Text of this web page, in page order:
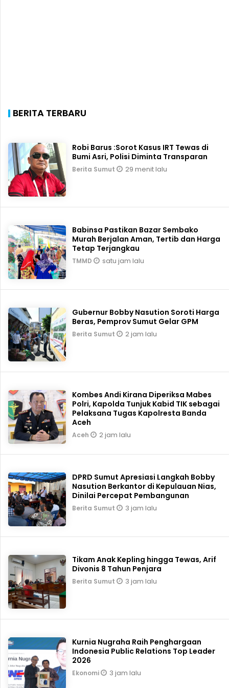
BERITA TERBARU
Robi Barus :Sorot Kasus IRT Tewas di
Bumi Asri, Polisi Diminta Transparan
Berita Sumut 29 menit lalu
Babinsa Pastikan Bazar Sembako
Murah Berjalan Aman, Tertib dan Harga
Tetap Terjangkau
TMMD satu jam lalu
Gubernur Bobby Nasution Soroti Harga
Beras, Pemprov Sumut Gelar GPM
Berita Sumut 2 jam lalu
Kombes Andi Kirana Diperiksa Mabes
Polri, Kapolda Tunjuk Kabid TIK sebagai
Pelaksana Tugas Kapolresta Banda
Aceh
Aceh 2 jam lalu
DPRD Sumut Apresiasi Langkah Bobby
Nasution Berkantor di Kepulauan Nias,
Dinilai Percepat Pembangunan
Berita Sumut 3 jam lalu
Tikam Anak Kepling hingga Tewas, Arif
Divonis 8 Tahun Penjara
Berita Sumut 3 jam lalu
Kurnia Nugraha Raih Penghargaan
Indonesia Public Relations Top Leader
2026
Ekonomi 3 jam lalu